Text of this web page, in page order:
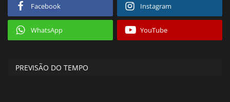
Facebook Instagram
WhatsApp YouTube
PREVISÃO DO TEMPO